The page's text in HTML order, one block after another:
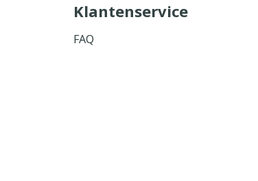
Klantenservice
FAQ